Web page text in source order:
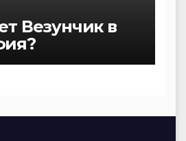
Везунчик в